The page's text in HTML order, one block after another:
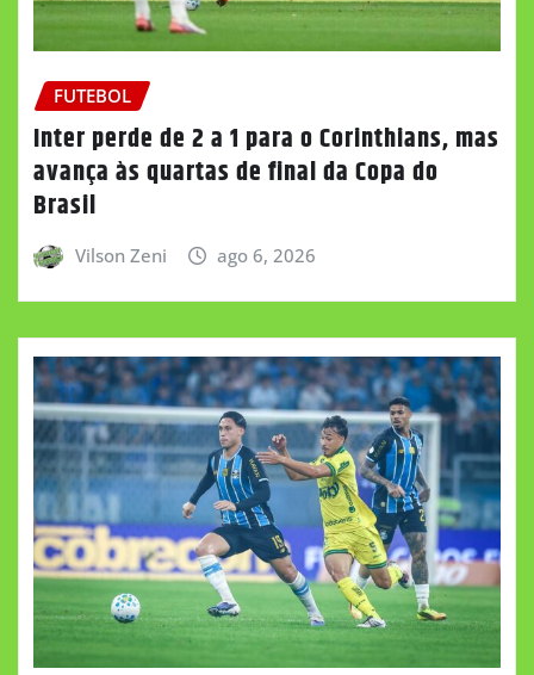
FUTEBOL
Inter perde de 2 a 1 para o Corinthians, mas
avança às quartas de final da Copa do
Brasil
Vilson Zeni ago 6, 2026